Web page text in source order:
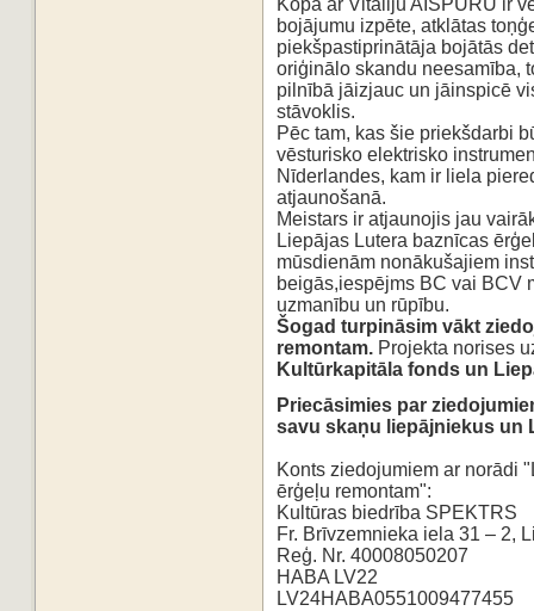
Kopā ar Vitāliju AIŠPURU ir
bojājumu izpēte, atklātas
piekšpastiprinātāja bojātās
oriģinālo skandu neesamība,
pilnībā jāizjauc un jāinspicē
stāvoklis.
Pēc tam, kas šie priekšdarbi
vēsturisko elektrisko
Nīderlandes, kam ir liela
atjaunošanā.
Meistars ir atjaunojis jau
Liepājas Lutera baznīcas
mūsdienām nonākušajiem
beigās,iespējms BC vai BCV
uzmanību un rūpību.
Šogad turpināsim vākt
remontam.Projekta norises
Kultūrkapitāla fonds un
Priecāsimies par
savu skaņu liepājniekus un
Konts ziedojumiem ar norādi
ērģeļu remontam":
Kultūras biedrība SPEKTRS
Fr. Brīvzemnieka iela 31 – 2,
Reģ. Nr. 40008050207
HABA LV22
LV24HABA0551009477455